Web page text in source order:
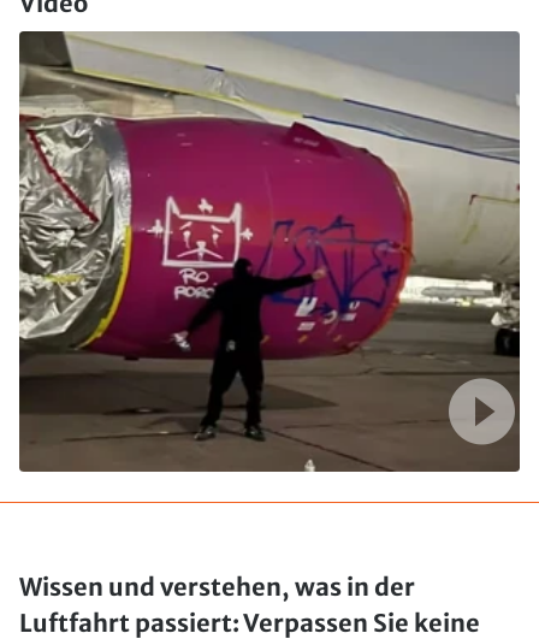
Wissen und verstehen, was in der
Luftfahrt passiert: Verpassen Sie keine